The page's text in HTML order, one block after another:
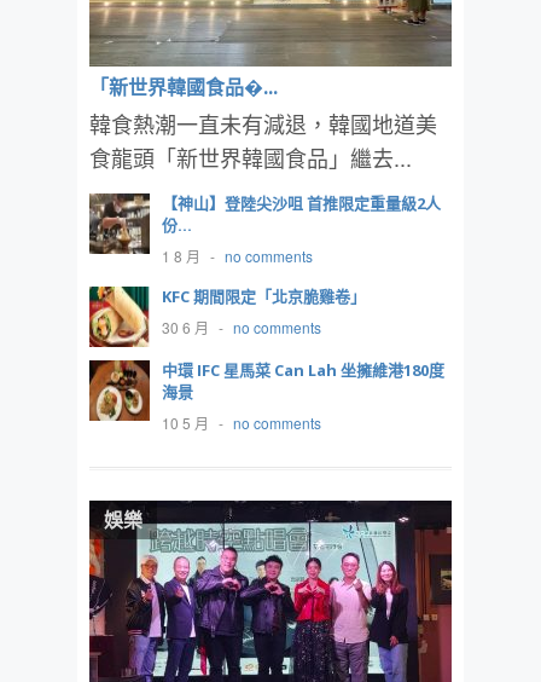
「新世界韓國食品�...
韓食熱潮一直未有減退，韓國地道美
食龍頭「新世界韓國食品」繼去...
【神山】登陸尖沙咀 首推限定重量級2人
份...
1 8 月 - no comments
KFC 期間限定「北京脆雞卷」
30 6 月 - no comments
中環 IFC 星馬菜 Can Lah 坐擁維港180度
海景
10 5 月 - no comments
娛樂